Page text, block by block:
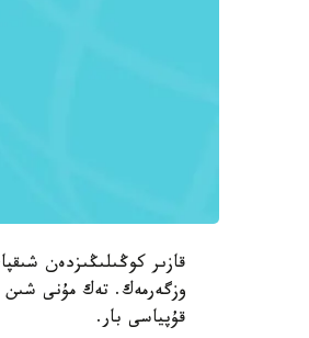
قازىر كوڭىلىڭىزدەن
وزگەرمەك. تەك مۇنى شىن
قۇپياسى بار.